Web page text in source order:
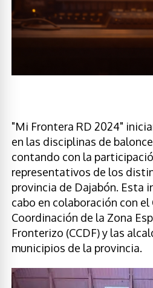
"Mi Frontera RD 2024"
en las disciplinas de
contando con la
representativos de los
provincia de Dajabón. Esta
cabo en colaboración con el
Coordinación de la Zona
Fronterizo (CCDF) y las
municipios de la provincia.